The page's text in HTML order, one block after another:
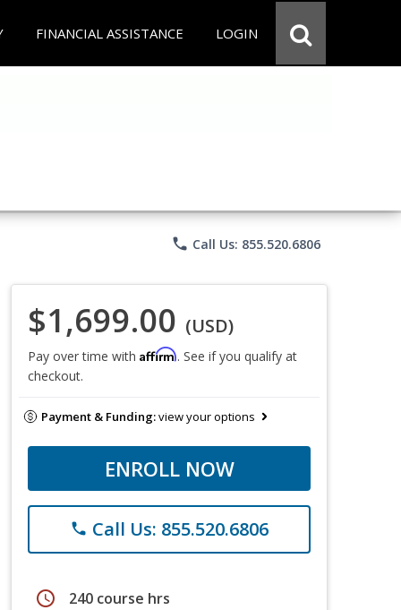
FINANCIAL ASSISTANCE LOGIN
phone Call Us: 855.520.6806
$1,699.00 (USD)
Pay over time with Affirm. See if you qualify at
checkout.
Payment & Funding:view your options
ENROLL NOW
phone Call Us: 855.520.6806
schedule 240 course hrs